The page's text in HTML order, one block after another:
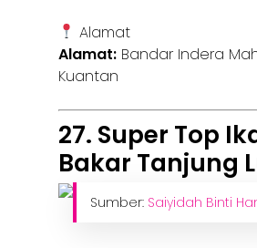
Alamat
Alamat: Bandar Indera
Kuantan
27. Super Top
Bakar Tanjung
Sumber: Saiyidah Binti